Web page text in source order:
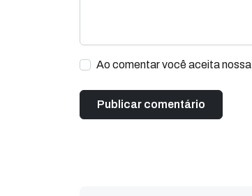
Ao comentar você aceita nossa